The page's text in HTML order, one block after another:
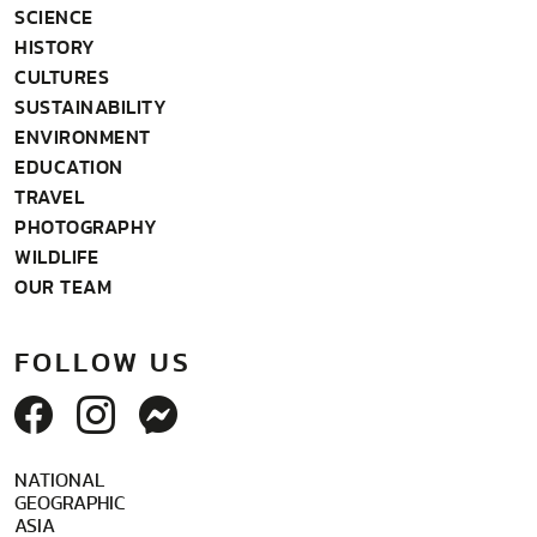
SCIENCE
HISTORY
CULTURES
SUSTAINABILITY
ENVIRONMENT
EDUCATION
TRAVEL
PHOTOGRAPHY
WILDLIFE
OUR TEAM
FOLLOW US
NATIONAL
GEOGRAPHIC
ASIA